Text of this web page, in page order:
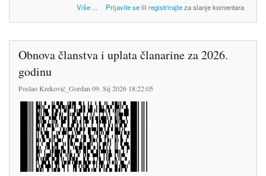
Više
o Poziv na sjednicu skupštine ... Prijavite seiliregistrirajteza slanje komentara
Obnova članstva i uplata članarine za 2026.
godinu
PoslaoKreković_Gordan09. Sij 2026 18:22:05